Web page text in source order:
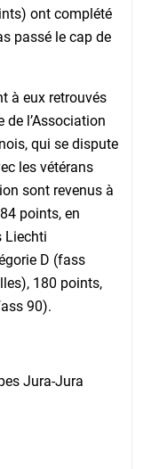
ont complété
passé le cap de
à eux retrouvés
de l’Association
qui se dispute
les vétérans
sont revenus à
points, en
Liechti
D (fass
180 points,
90).
Jura-Jura